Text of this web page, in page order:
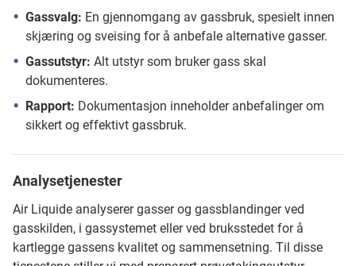
Gassvalg: En gjennomgang av gassbruk, spesielt innen
skjæring og sveising for å anbefale alternative gasser.
Gassutstyr: Alt utstyr som bruker gass skal
dokumenteres.
Rapport: Dokumentasjon inneholder anbefalinger om
sikkert og effektivt gassbruk.
Analysetjenester
Air Liquide analyserer gasser og gassblandinger ved
gasskilden, i gassystemet eller ved bruksstedet for å
kartlegge gassens kvalitet og sammensetning. Til disse